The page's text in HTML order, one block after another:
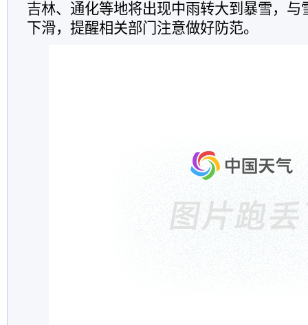
吉林、通化等地将出现中雨转大到暴雪，与
下滑，提醒相关部门注意做好防范。